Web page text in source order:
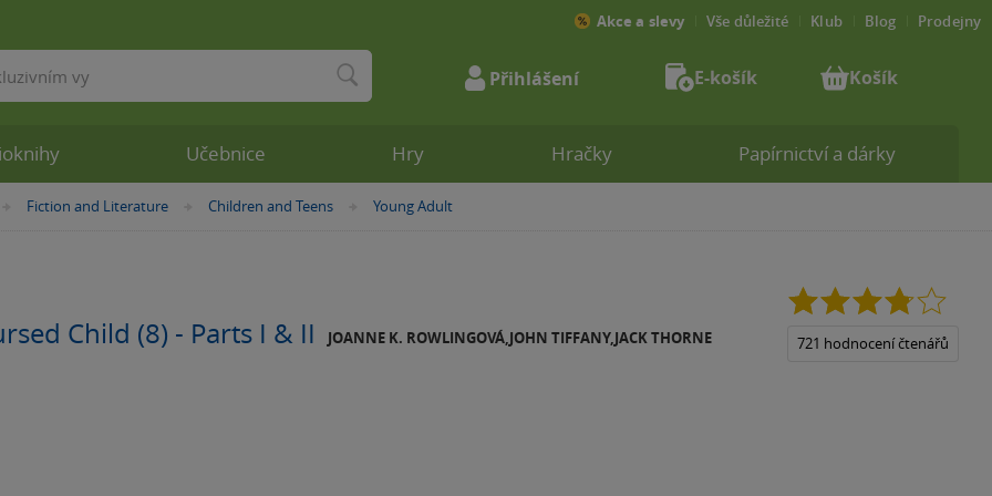
»Fiction and Literature »
Children and Teens »
Young Adult
Child (8) - Parts I & II JOANNE K. ROWLINGOVÁ,JOHN TIFFANY,JACK THORNE
3.8
721 hodnocení čtenářů
Učebnice Hry Hračky Papírnictví a dárky
Akce a slevy Vše důležité Klub Blog Prodejny
Přihlášení E-košík Košík